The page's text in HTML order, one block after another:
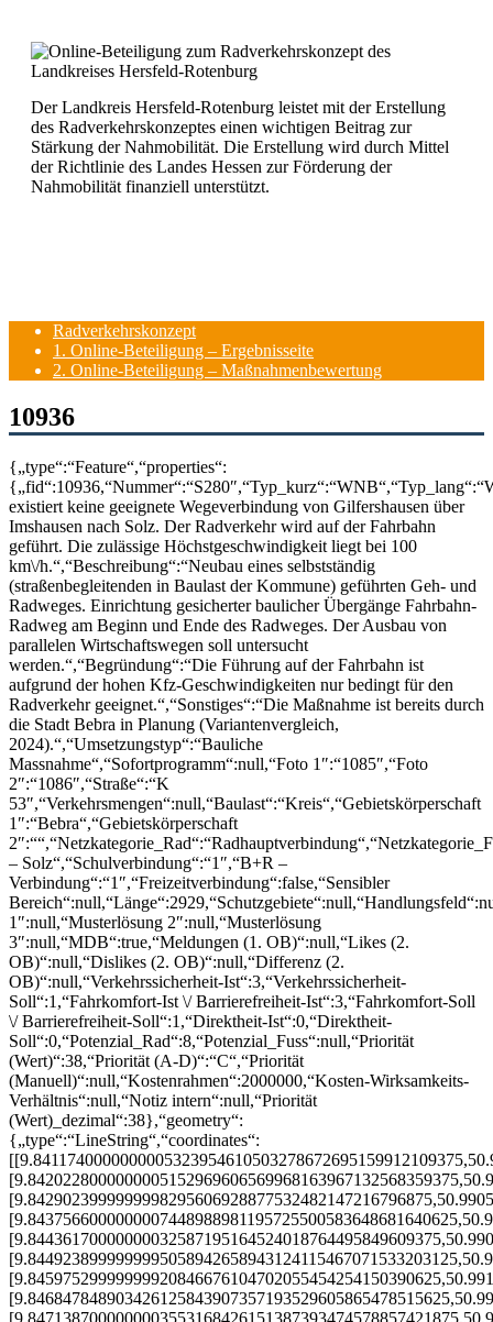
Der Landkreis Hersfeld-Rotenburg leistet mit der Erstellung
des Radverkehrskonzeptes einen wichtigen Beitrag zur
Stärkung der Nahmobilität. Die Erstellung wird durch Mittel
der Richtlinie des Landes Hessen zur Förderung der
Nahmobilität finanziell unterstützt.
Radverkehrskonzept
1. Online-Beteiligung – Ergebnisseite
2. Online-Beteiligung – Maßnahmenbewertung
10936
{„type“:“Feature“,“properties“:
existiert keine geeignete Wegeverbindung von Gilfershausen über
Imshausen nach Solz. Der Radverkehr wird auf der Fahrbahn
geführt. Die zulässige Höchstgeschwindigkeit liegt bei 100
km\/h.“,“Beschreibung“:“Neubau eines selbstständig
(straßenbegleitenden in Baulast der Kommune) geführten Geh- und
Radweges. Einrichtung gesicherter baulicher Übergänge Fahrbahn-
Radweg am Beginn und Ende des Radweges. Der Ausbau von
parallelen Wirtschaftswegen soll untersucht
werden.“,“Begründung“:“Die Führung auf der Fahrbahn ist
aufgrund der hohen Kfz-Geschwindigkeiten nur bedingt für den
Radverkehr geeignet.“,“Sonstiges“:“Die Maßnahme ist bereits durch
die Stadt Bebra in Planung (Variantenvergleich,
2024).“,“Umsetzungstyp“:“Bauliche
Massnahme“,“Sofortprogramm“:null,“Foto 1″:“1085″,“Foto
2″:“1086″,“Straße“:“K
53″,“Verkehrsmengen“:null,“Baulast“:“Kreis“,“Gebietskörperschaft
1″:“Bebra“,“Gebietskörperschaft
– Solz“,“Schulverbindung“:“1″,“B+R –
Verbindung“:“1″,“Freizeitverbindung“:false,“Sensibler
1″:null,“Musterlösung 2″:null,“Musterlösung
3″:null,“MDB“:true,“Meldungen (1. OB)“:null,“Likes (2.
OB)“:null,“Dislikes (2. OB)“:null,“Differenz (2.
OB)“:null,“Verkehrssicherheit-Ist“:3,“Verkehrssicherheit-
Soll“:1,“Fahrkomfort-Ist \/ Barrierefreiheit-Ist“:3,“Fahrkomfort-Soll
\/ Barrierefreiheit-Soll“:1,“Direktheit-Ist“:0,“Direktheit-
Soll“:0,“Potenzial_Rad“:8,“Potenzial_Fuss“:null,“Priorität
(Wert)“:38,“Priorität (A-D)“:“C“,“Priorität
(Manuell)“:null,“Kostenrahmen“:2000000,“Kosten-Wirksamkeits-
Verhältnis“:null,“Notiz intern“:null,“Priorität
(Wert)_dezimal“:38},“geometry“:
{„type“:“LineString“,“coordinates“: